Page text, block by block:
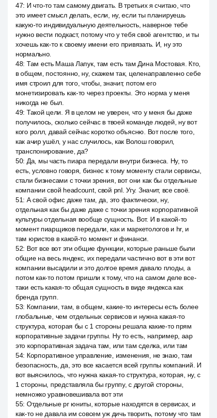
47: И что-то там самому двигать. В третьих я считаю, что
это имеет смысл делать, если, ну, если ты планируешь
какую-то индивидуальную деятельность, наверное тебе
нужно вести подкаст, потому что у тебя своё агентство, и ты
хочешь как-то к своему имени его привязать. И, ну это
нормально.
48: Там есть Маша Лапук, там есть там Дина Мостовая. Кто,
в общем, постоянно, ну, скажем так, целенаправленно себе
имя строил для того, чтобы, значит, потом его
монетизировать как-то через проекты. Это норма у меня
никогда не был.
49: Такой цели. Я в целом не уверен, что у меня бы даже
получилось, сколько сейчас в твоей команде людей, ну вот
кого ролл, давай сейчас коротко объясню. Вот после того,
как ачир ушёл, у нас случилось, как Волош говорил,
транспонирование, да?
50: Да, мы часть пиара передали внутри бизнеса. Ну, то
есть, условно говоря, бизнес к тому моменту стали сервисы,
стали бизнесами с точки зрения, вот они как бы отдельные
компании свой headcount, свой pnl. Угу. Значит, все своё.
51: А свой офис даже там, да, это фактически, ну,
отдельная как бы даже даже с точки зрения корпоративной
культуры отдельная вообще сущность. Вот. И в какой-то
момент пиарщиков передали, как и маркетологов и hr, и
там юристов в какой-то момент и финанси.
52: Вот все вот эти общие функции, которые раньше были
общие на весь яндекс, их передали частично вот в эти вот
компании высадили и это долгое время давало плоды, а
потом как-то потом пришли к тому, что на самом деле все-
таки есть какая-то общая сущность в виде яндекса как
бренда групп.
53: Компании, там, в общем, какие-то интересы есть более
глобальные, чем отдельных сервисов и нужна какая-то
структура, которая бы с 1 стороны решала какие-то прям
корпоративные задачи группы. Ну то есть, например, аар
это корпоративная задача там, или там сделка, или там
54: Корпоративное управление, изменения, не знаю, там
безопасность, да, это все касается всей группы компаний. И
вот выяснилось, что нужна какая-то структура, которая, ну, с
1 стороны, представляла бы группу, с другой стороны,
немножко уравновешивала вот эти
55: Отдельные pr юниты, которые находятся в сервисах, и
как-то не давала им совсем уж дичь творить, потому что там